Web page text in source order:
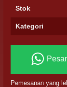
Stok
Kategori
Pemesanan yang